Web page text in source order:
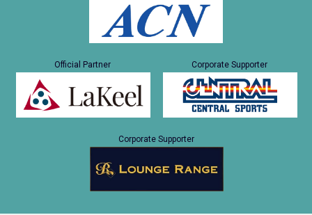
Official Partner Corporate Supporter
Corporate Supporter